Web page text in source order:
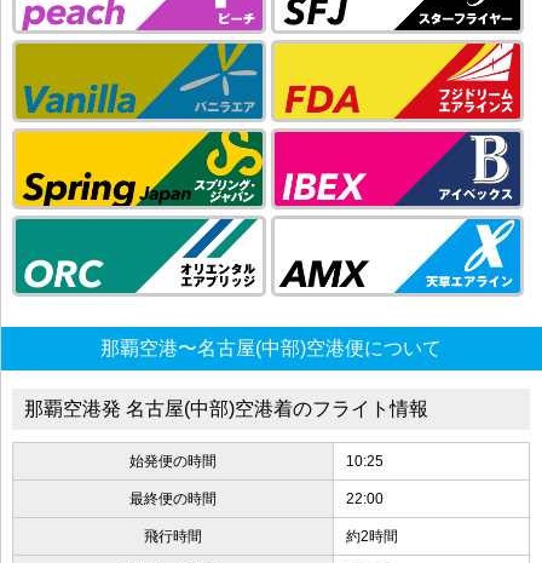
那覇空港〜名古屋(中部)空港便について
那覇空港発 名古屋(中部)空港着のフライト情報
始発便の時間 10:25
最終便の時間 22:00
飛行時間 約2時間